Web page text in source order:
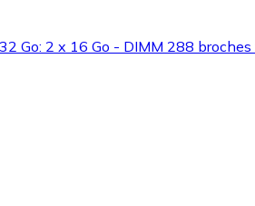
Go: 2 x 16 Go - DIMM 288